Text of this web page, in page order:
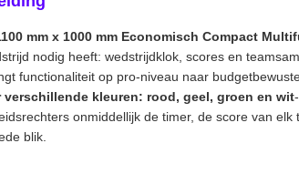
mm x 1000 mm Economisch Compact
nodig heeft: wedstrijdklok, scores en
functionaliteit op pro-niveau naar
verschillende kleuren: rood, geel, groen en wit
onmiddellijk de timer, de score van
blik.